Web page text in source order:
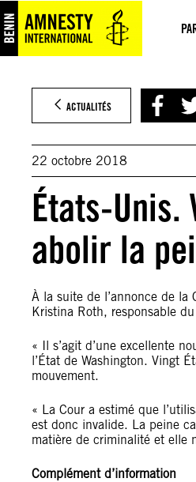
au
contenu
ACTUALITÉS
22 octobre 2018
États-Unis.
abolir la
À la suite de l’annonce de la
Kristina Roth, responsable
« Il s’agit d’une excellente
l’État de Washington. Vingt
mouvement.
« La Cour a estimé que
est donc invalide. La peine
matière de criminalité et elle
Complément d’information